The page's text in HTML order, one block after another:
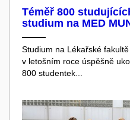
Téměř 800
studium na MED
Studium na Lékařské
v letošním roce úspěšně
800 studentek...